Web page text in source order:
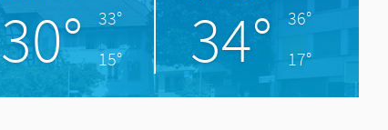
30°
33°
15°
34°
36°
17°